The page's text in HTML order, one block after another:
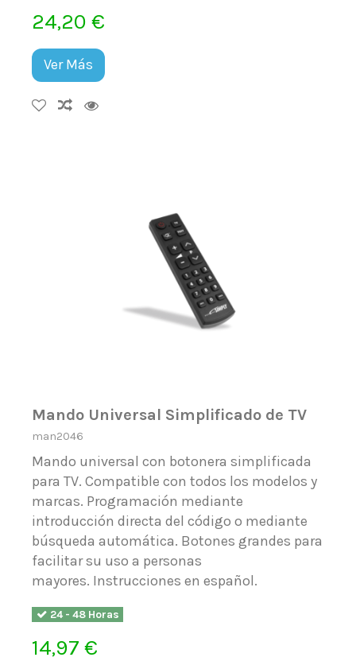
24,20 €
Ver Más
Mando Universal Simplificado de TV
man2046
Mando universal con botonera simplificada
para TV. Compatible con todos los modelos y
marcas. Programación mediante
introducción directa del código o mediante
búsqueda automática. Botones grandes para
facilitar su uso a personas
mayores. Instrucciones en español.
24 - 48 Horas
14,97 €